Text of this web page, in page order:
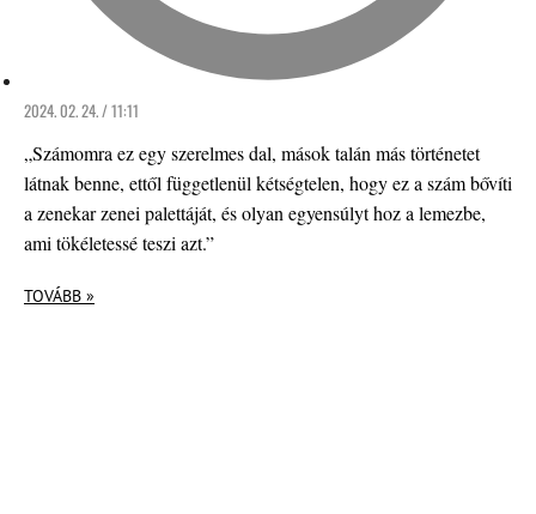
2024. 02. 24. / 11:11
„Számomra ez egy szerelmes dal, mások talán más történetet
látnak benne, ettől függetlenül kétségtelen, hogy ez a szám bővíti
a zenekar zenei palettáját, és olyan egyensúlyt hoz a lemezbe,
ami tökéletessé teszi azt.”
TOVÁBB »